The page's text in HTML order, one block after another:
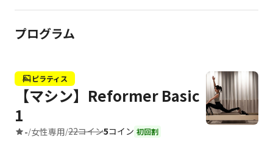
楽しく体を動かすことで、インナーマッスルを鍛え、し
なやかなボディラインを目指せるのが魅力です。
初心者の方でもインストラクターが丁寧にサポートする
店舗HP：https://olive-pilates.jp/
プログラム
ピラティス
【マシン】Reformer Basic
1
-/女性専用/22コイン5コイン 初回割